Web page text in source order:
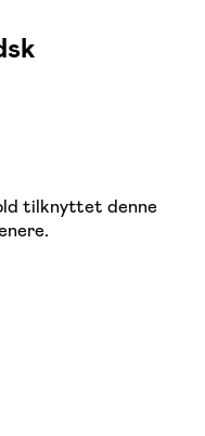
tilknyttet denne